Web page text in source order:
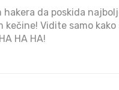
hakera da poskida
kečine! Vidite samo
HA HA!